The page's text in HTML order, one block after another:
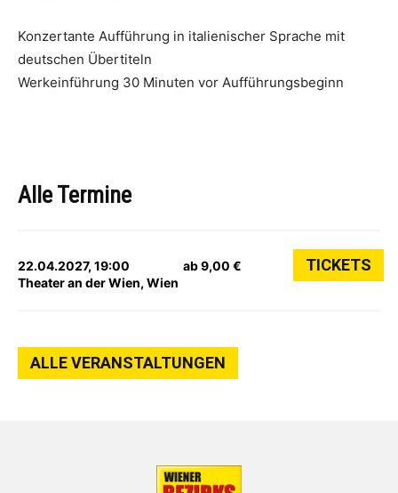
Konzertante Aufführung in italienischer Sprache mit
deutschen Übertiteln
Werkeinführung 30 Minuten vor Aufführungsbeginn
Alle Termine
22.04.2027, 19:00
Theater an der Wien, Wien
ab 9,00 € TICKETS
ALLE VERANSTALTUNGEN